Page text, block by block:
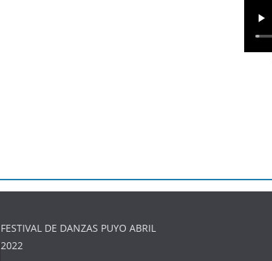
FESTIVAL DE DANZAS PUYO ABRIL
2022